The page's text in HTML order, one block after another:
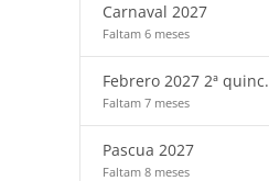
Carnaval 2027
Faltam 6 meses
Febrero 2027 2ª quinc.
Faltam 7 meses
Pascua 2027
Faltam 8 meses